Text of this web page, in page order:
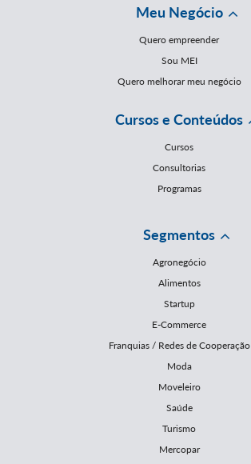
Meu Negócio
Quero empreender
Sou MEI
Quero melhorar meu negócio
Cursos e Conteúdos
Cursos
Consultorias
Programas
Segmentos
Agronegócio
Alimentos
Startup
E-Commerce
Franquias / Redes de Cooperação
Moda
Moveleiro
Saúde
Turismo
Mercopar